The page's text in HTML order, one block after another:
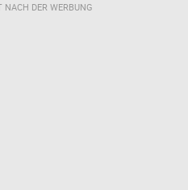
NACH DER WERBUNG